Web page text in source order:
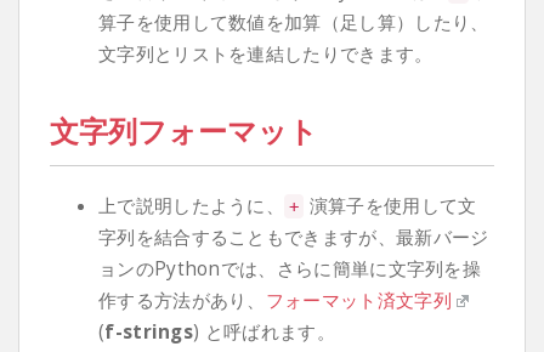
算子を使用して数値を加算（足し算）したり、
文字列とリストを連結したりできます。
文字列フォーマット
上で説明したように、 + 演算子を使用して文
字列を結合することもできますが、最新バージ
ョンのPythonでは、さらに簡単に文字列を操
作する方法があり、 フォーマット済文字列
(f-strings) と呼ばれます。